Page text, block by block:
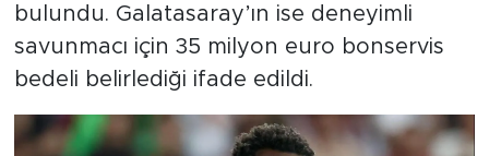
bulundu. Galatasaray’ın ise deneyimli
savunmacı için 35 milyon euro bonservis
bedeli belirlediği ifade edildi.